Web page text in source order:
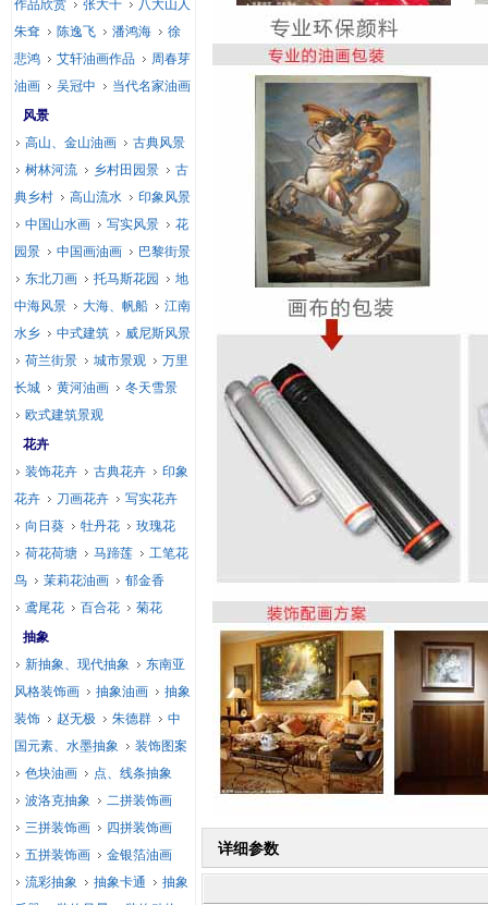
详细参数
作品欣赏
张大千
八大山人
朱耷
陈逸飞 潘鸿海
徐
悲鸿
艾轩油画作品
周春芽
油画
吴冠中
当代名家油画
风景
高山、金山油画
古典风景
树林河流
乡村田园景
古
典乡村
高山流水
印象风景
中国山水画
写实风景
花
园景
中国画油画
巴黎街景
东北刀画
托马斯花园
地
中海风景
大海、帆船
江南
水乡
中式建筑
威尼斯风景
荷兰街景
城市景观
万里
长城
黄河油画
冬天雪景
欧式建筑景观
花卉
装饰花卉
古典花卉
印象
花卉
刀画花卉
写实花卉
向日葵
牡丹花
玫瑰花
荷花荷塘
马蹄莲
工笔花
鸟
茉莉花油画
郁金香
鸢尾花
百合花
菊花
抽象
新抽象、现代抽象
东南亚
风格装饰画
抽象油画
抽象
装饰
赵无极 朱德群
中
国元素、水墨抽象
装饰图案
色块油画
点、线条抽象
波洛克抽象
二拼装饰画
三拼装饰画
四拼装饰画
五拼装饰画
金银箔油画
流彩抽象
抽象卡通
抽象